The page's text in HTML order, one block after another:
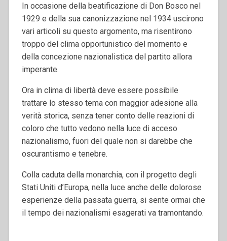
In occasione della beatificazione di Don Bosco nel
1929 e della sua canonizzazione nel 1934 uscirono
vari articoli su questo argomento, ma risentirono
troppo del clima opportunistico del momento e
della concezione nazionalistica del partito allora
imperante.
Ora in clima di libertà deve essere possibile
trattare lo stesso tema con maggior adesione alla
verità storica, senza tener conto delle reazioni di
coloro che tutto vedono nella luce di acceso
nazionalismo, fuori del quale non si darebbe che
oscurantismo e tenebre.
Colla caduta della monarchia, con il progetto degli
Stati Uniti d’Europa, nella luce anche delle dolorose
esperienze della passata guerra, si sente ormai che
il tempo dei nazionalismi esagerati va tramontando.